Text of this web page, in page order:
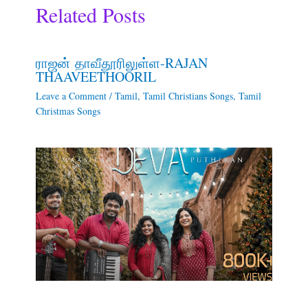
Related Posts
ராஜன் தாவீதூரிலுள்ள-RAJAN
THAAVEETHOORIL
Leave a Comment / Tamil, Tamil Christians Songs, Tamil
Christmas Songs